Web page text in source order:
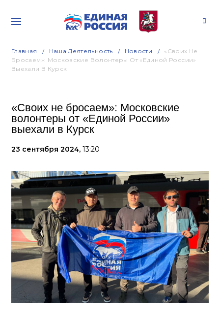
Главная Наша Деятельность Новости
«Своих Не
Бросаем»: Московские Волонтеры От «Единой России»
Выехали В Курск
«Своих не бросаем»: Московские
волонтеры от «Единой России»
выехали в Курск
23 сентября 2024, 13:20